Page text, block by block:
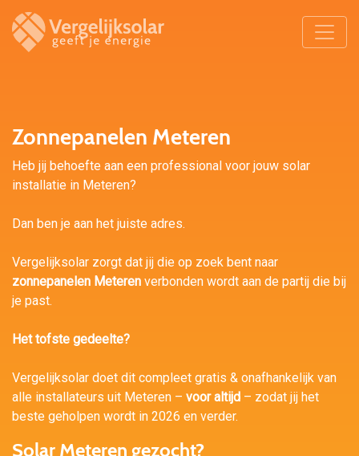
Zonnepanelen Meteren
Heb jij behoefte aan een professional voor jouw solar
installatie in Meteren?
Dan ben je aan het juiste adres.
Vergelijksolar zorgt dat jij die op zoek bent naar
zonnepanelen Meteren verbonden wordt aan de partij die bij
je past.
Het tofste gedeelte?
Vergelijksolar doet dit compleet gratis & onafhankelijk van
alle installateurs uit Meteren – voor altijd – zodat jij het
beste geholpen wordt in 2026 en verder.
Solar Meteren gezocht?